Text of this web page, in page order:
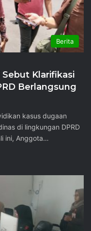
Berita
Klarifikasi
Berlangsung
kasus dugaan
di lingkungan DPRD
ini, Anggota…